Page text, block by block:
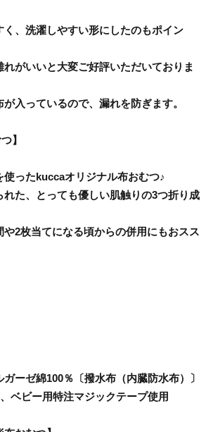
く、洗濯しやすい形にしたのもポイン
がいいと大変ご好評いただいておりま
入っているので、漏れを防ぎます。
】
ったkuccaオリジナル布おむつ♪
た、とっても優しい肌触りの3つ折り成
や2枚当てになる頃からの併用にもおスス
ガーゼ綿100％〔撥水布（内臓防水布）〕
ベビー用特注マジックテープ使用